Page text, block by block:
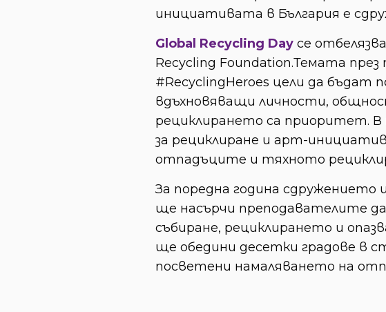
инициативата в България е
Global Recycling Day се
Recycling Foundation.Темата
#RecyclingHeroes цели да
вдъхновяващи личности,
рециклирането са приоритет. В
за рециклиране и арт-
отпадъците и тяхното
За поредна година
ще насърчи преподавателите
събиране, рециклирането и
ще обедини десетки градове в
посветени намаляването на